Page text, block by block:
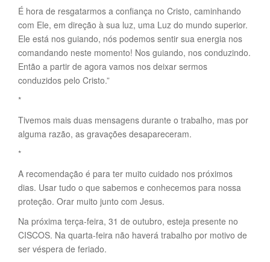
É hora de resgatarmos a confiança no Cristo, caminhando
com Ele, em direção à sua luz, uma Luz do mundo superior.
Ele está nos guiando, nós podemos sentir sua energia nos
comandando neste momento! Nos guiando, nos conduzindo.
Então a partir de agora vamos nos deixar sermos
conduzidos pelo Cristo.”
*
Tivemos mais duas mensagens durante o trabalho, mas por
alguma razão, as gravações desapareceram.
*
A recomendação é para ter muito cuidado nos próximos
dias. Usar tudo o que sabemos e conhecemos para nossa
proteção. Orar muito junto com Jesus.
Na próxima terça-feira, 31 de outubro, esteja presente no
CISCOS. Na quarta-feira não haverá trabalho por motivo de
ser véspera de feriado.